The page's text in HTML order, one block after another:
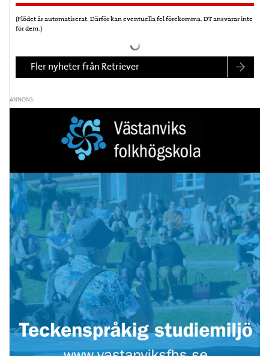
(Flödet är automatiserat. Därför kan eventuella fel förekomma. DT ansvarar inte
för dem.)
Fler nyheter från Retriever
ANNONS: